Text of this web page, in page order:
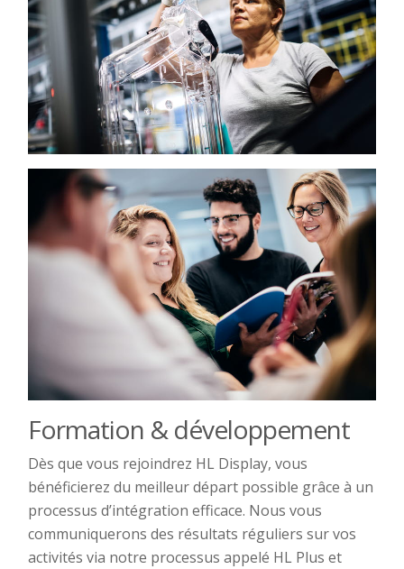
Formation & développement
Dès que vous rejoindrez HL Display, vous
bénéficierez du meilleur départ possible grâce à un
processus d’intégration efficace. Nous vous
communiquerons des résultats réguliers sur vos
activités via notre processus appelé HL Plus et